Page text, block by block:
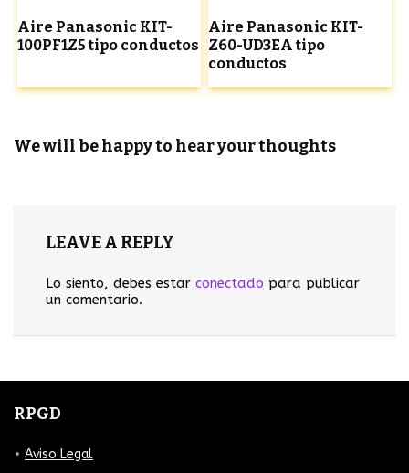
Aire Panasonic KIT-
100PF1Z5 tipo conductos
Aire Panasonic KIT-
Z60-UD3EA tipo
conductos
We will be happy to hear your thoughts
LEAVE A REPLY
Lo siento, debes estar conectado para publicar
un comentario.
RPGD
Aviso Legal